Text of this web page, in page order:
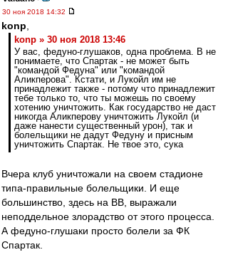
30 ноя 2018 14:32
konp
konp » 30 ноя 2018 13:46
У вас, федуно-глушаков, одна проблема. В не
понимаете, что Спартак - не может быть
"командой Федуна" или "командой
Аликперова". Кстати, и Лукойл им не
принадлежит также - потому что принадлежит
тебе только то, что ты можешь по своему
хотению уничтожить. Как государство не даст
никогда Аликперову уничтожить Лукойл (и
даже нанести существенный урон), так и
болельщики не дадут Федуну и присным
уничтожить Спартак. Не твое это, сука
Вчера клуб уничтожали на своем стадионе
типа-правильные болельщики. И еще
большинство, здесь на ВВ, выражали
неподдельное злорадство от этого процесса.
А федуно-глушаки просто болели за ФК
Спартак.